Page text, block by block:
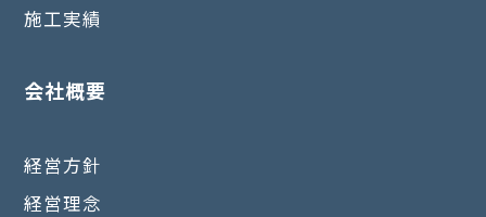
施工実績
会社概要
経営方針
経営理念